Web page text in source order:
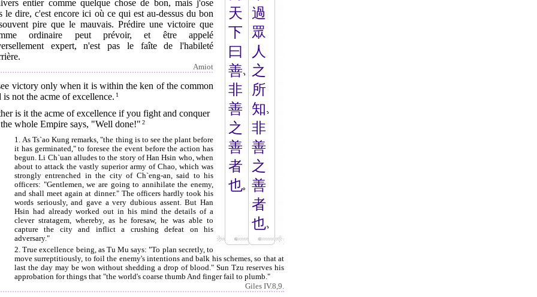
天
下
曰
善
非
善
之
善
者
也
過
眾
人
之
所
知
非
善
之
善
者
也
entier comme quelque chose de bon, mais j'ose
le dire, c'est encore ici où ce qui est au-dessus du bon
pire que le mauvais. Prédire une victoire que
ordinaire peut prévoir, et être appelé
expert, n'est pas le faîte de l'habileté
Amiot
victory only when it is within the ken of the common
is not the acme of excellence. 1
is it the acme of excellence if you fight and conquer
whole Empire says, "Well done!" 2
1. As Ts`ao Kung remarks, "the thing is to see the plant before
it has germinated," to foresee the event before the action has
begun. Li Ch`uan alludes to the story of Han Hsin who, when
about to attack the vastly superior army of Chao, which was
strongly entrenched in the city of Ch`eng-an, said to his
officers: "Gentlemen, we are going to annihilate the enemy,
and shall meet again at dinner." The officers hardly took his
words seriously, and gave a very dubious assent. But Han
Hsin had already worked out in his mind the details of a
clever stratagem, whereby, as he foresaw, he was able to
capture the city and inflict a crushing defeat on his
adversary."
2. True excellence being, as Tu Mu says: "To plan secretly, to
move surreptitiously, to foil the enemy's intentions and balk his schemes, so that at
last the day may be won without shedding a drop of blood." Sun Tzu reserves his
approbation for things that "the world's coarse thumb And finger fail to plumb."
Giles IV.8,9.